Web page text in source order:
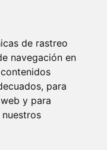
de rastreo
navegación en
para
y para
POLITICA DE PRIVACIDAD
PREESTRENOS